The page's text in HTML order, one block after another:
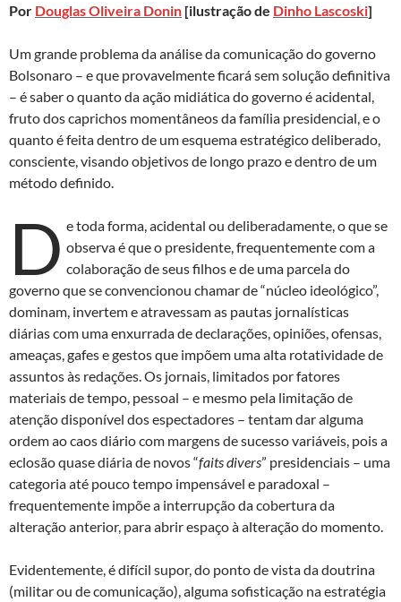
to
d
o
n
e
b
o
o
k
at
s
A
p
p
nt
Por Douglas Oliveira Donin [ilustração de Dinho Lascoski]
Um grande problema da análise da comunicação do governo
Bolsonaro – e que provavelmente ficará sem solução definitiva
– é saber o quanto da ação midiática do governo é acidental,
fruto dos caprichos momentâneos da família presidencial, e o
quanto é feita dentro de um esquema estratégico deliberado,
consciente, visando objetivos de longo prazo e dentro de um
método definido.
D e toda forma, acidental ou deliberadamente, o que se
observa é que o presidente, frequentemente com a
colaboração de seus filhos e de uma parcela do
governo que se convencionou chamar de “núcleo ideológico”,
dominam, invertem e atravessam as pautas jornalísticas
diárias com uma enxurrada de declarações, opiniões, ofensas,
ameaças, gafes e gestos que impõem uma alta rotatividade de
assuntos às redações. Os jornais, limitados por fatores
materiais de tempo, pessoal – e mesmo pela limitação de
atenção disponível dos espectadores – tentam dar alguma
ordem ao caos diário com margens de sucesso variáveis, pois a
eclosão quase diária de novos “faits divers” presidenciais – uma
categoria até pouco tempo impensável e paradoxal –
frequentemente impõe a interrupção da cobertura da
alteração anterior, para abrir espaço à alteração do momento.
Evidentemente, é difícil supor, do ponto de vista da doutrina
(militar ou de comunicação), alguma sofisticação na estratégia